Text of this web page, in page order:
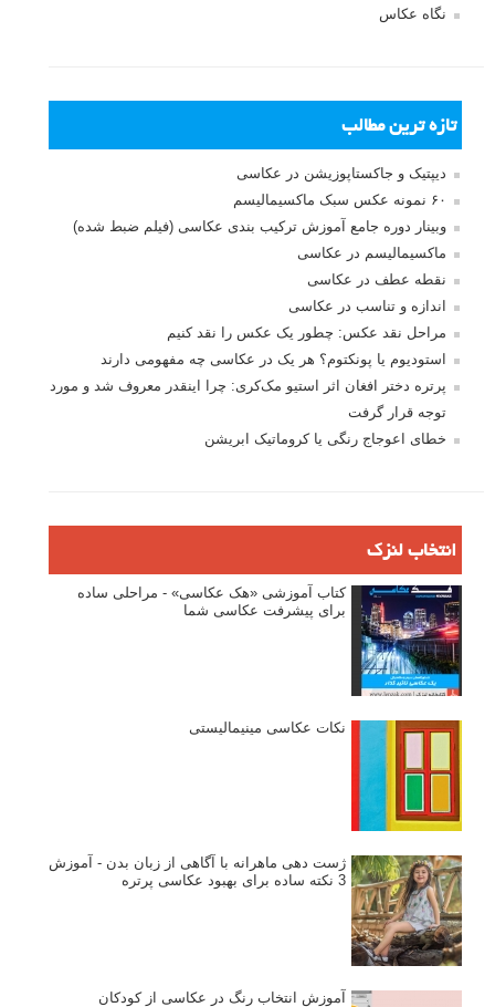
نگاه عکاس
تازه ترین مطالب
دیپتیک و جاکستا‌پوزیشن در عکاسی
۶۰ نمونه عکس سبک ماکسیمالیسم
وبینار دوره جامع آموزش ترکیب بندی عکاسی (فیلم ضبط شده)
ماکسیمالیسم در عکاسی
نقطه عطف در عکاسی
اندازه و تناسب در عکاسی
مراحل نقد عکس: چطور یک عکس را نقد کنیم
استودیوم یا پونکتوم؟ هر یک در عکاسی چه مفهومی دارند
پرتره دختر افغان اثر استیو مک‌کری: چرا اینقدر معروف شد و مورد
توجه قرار گرفت
خطای اعوجاج رنگی یا کروماتیک ابریشن
انتخاب لنزک
کتاب آموزشی «هک عکاسی» - مراحلی ساده
برای پیشرفت عکاسی شما
نکات عکاسی مینیمالیستی
ژست دهی ماهرانه با آگاهی از زبان بدن - آموزش
3 نکته ساده برای بهبود عکاسی پرتره
آموزش انتخاب رنگ در عکاسی از کودکان